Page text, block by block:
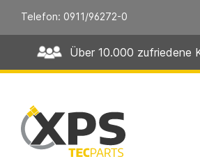
Telefon: 0911/96272-0
Über 10.000 zufriedene